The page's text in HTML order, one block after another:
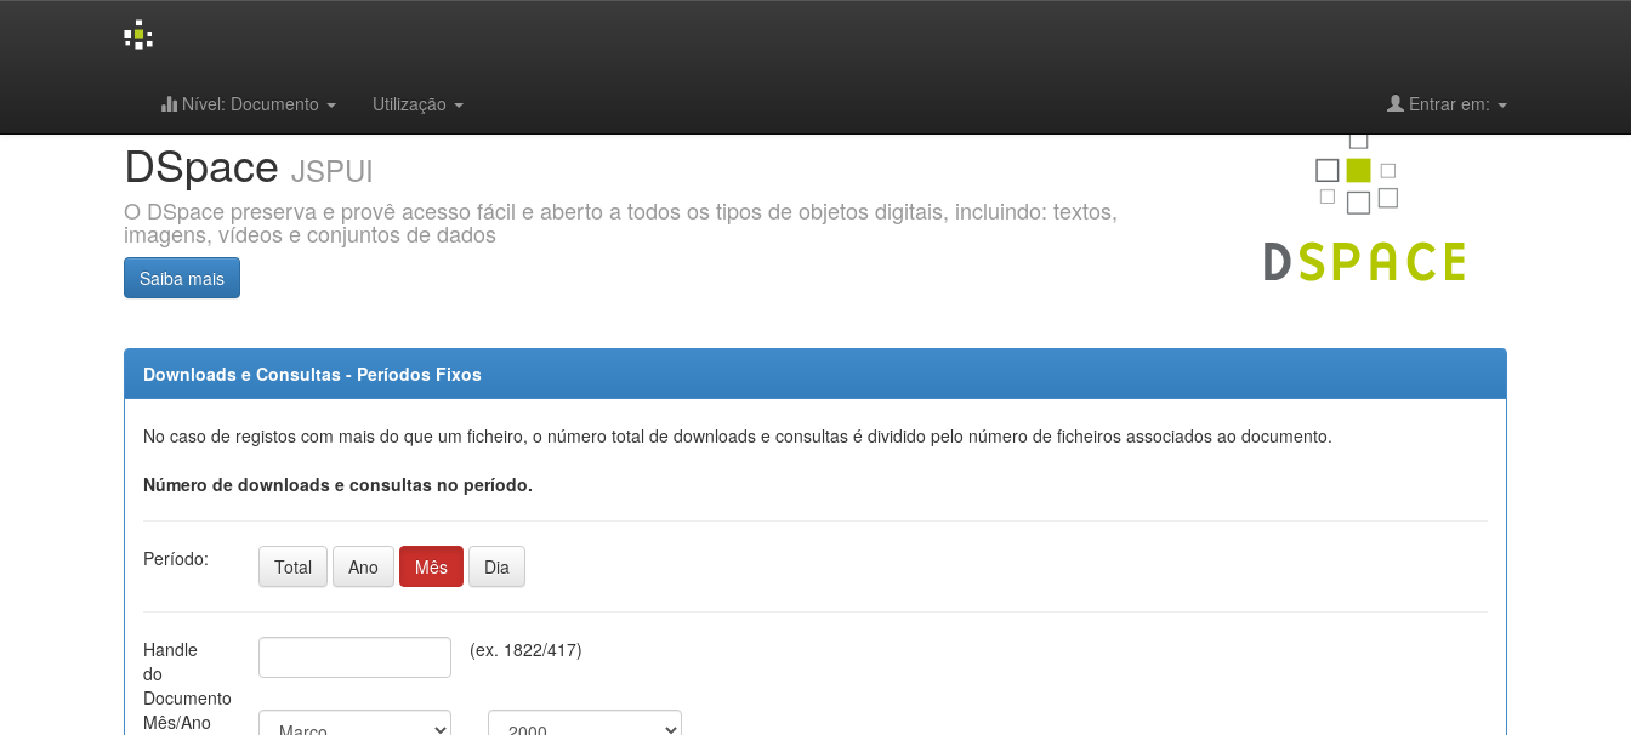
Nível: Documento Utilização Entrar em:
DSpace JSPUI
O DSpace preserva e provê acesso fácil e aberto a todos os tipos de objetos digitais, incluindo: textos,
imagens, vídeos e conjuntos de dados
Saiba mais
Downloads e Consultas - Períodos Fixos
No caso de registos com mais do que um ficheiro, o número total de downloads e consultas é dividido pelo número de ficheiros associados ao documento.
Número de downloads e consultas no período.
Período: Total Ano Mês Dia
Handle
do
Documento
(ex. 1822/417)
Mês/Ano